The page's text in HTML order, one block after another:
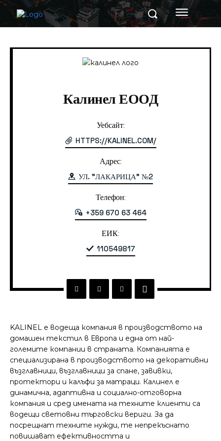
Калинел ЕООД
Уебсайт:
HTTPS://KALINEL.COM/
Адрес:
УЛ. "ЛАКАРИЦА" №2
Телефон:
+359 670 63 464
ЕИК:
110549817
KALINEL е водеща компания в производството на
домашен текстил в Европа и една от най-
големите компании в страната. Компанията е
специализирана в производството на декоративни
възглавници, възглавници за спане, завивки,
протектори и калъфи за матраци. Калинел е
динамична, адаптивна и социално-отговорна
компания и сред имената на техните клиенти са
водещи световни търговски вериги. За да
посрещнат техните нужди, те непрекъснато
повишават ефективността и